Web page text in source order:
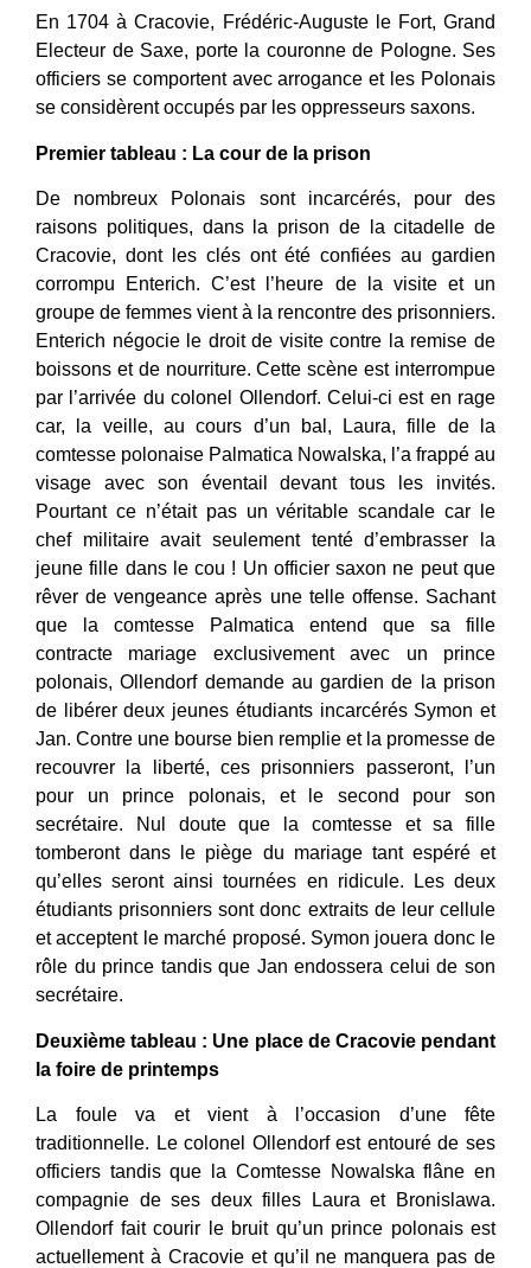
En 1704 à Cracovie, Frédéric-Auguste le Fort, Grand
Electeur de Saxe, porte la couronne de Pologne. Ses
officiers se comportent avec arrogance et les Polonais
se considèrent occupés par les oppresseurs saxons.
Premier tableau : La cour de la prison
De nombreux Polonais sont incarcérés, pour des
raisons politiques, dans la prison de la citadelle de
Cracovie, dont les clés ont été confiées au gardien
corrompu Enterich. C’est l’heure de la visite et un
groupe de femmes vient à la rencontre des prisonniers.
Enterich négocie le droit de visite contre la remise de
boissons et de nourriture. Cette scène est interrompue
par l’arrivée du colonel Ollendorf. Celui-ci est en rage
car, la veille, au cours d’un bal, Laura, fille de la
comtesse polonaise Palmatica Nowalska, l’a frappé au
visage avec son éventail devant tous les invités.
Pourtant ce n’était pas un véritable scandale car le
chef militaire avait seulement tenté d’embrasser la
jeune fille dans le cou ! Un officier saxon ne peut que
rêver de vengeance après une telle offense. Sachant
que la comtesse Palmatica entend que sa fille
contracte mariage exclusivement avec un prince
polonais, Ollendorf demande au gardien de la prison
de libérer deux jeunes étudiants incarcérés Symon et
Jan. Contre une bourse bien remplie et la promesse de
recouvrer la liberté, ces prisonniers passeront, l’un
pour un prince polonais, et le second pour son
secrétaire.
Nul doute que la comtesse et sa fille
tomberont dans le piège du mariage tant espéré et
qu’elles seront ainsi tournées en ridicule. Les deux
étudiants prisonniers sont donc extraits de leur cellule
et acceptent le marché proposé. Symon jouera donc le
rôle du prince tandis que Jan endossera celui de son
secrétaire.
Deuxième tableau : Une place de Cracovie pendant
la foire de printemps
La foule va et vient à l’occasion d’une fête
traditionnelle. Le colonel Ollendorf est entouré de ses
officiers tandis que la Comtesse Nowalska flâne en
compagnie de ses deux filles Laura et Bronislawa.
Ollendorf fait courir le bruit qu’un prince polonais est
actuellement à Cracovie et qu’il ne manquera pas de